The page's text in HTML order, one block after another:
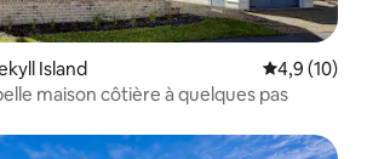
Island Évaluation
4,9 (10)
maison côtière à quelques pas